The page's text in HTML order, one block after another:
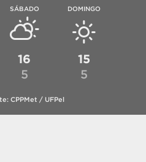
SÁBADO
16
5
DOMINGO
15
5
CPPMet / UFPel